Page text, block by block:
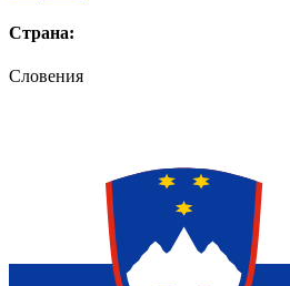
Страна:
Словения